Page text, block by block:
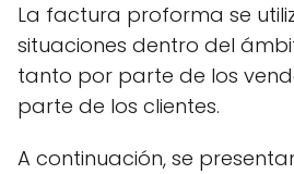
La factura proforma se
situaciones dentro del
tanto por parte de los
parte de los clientes.
A continuación, se